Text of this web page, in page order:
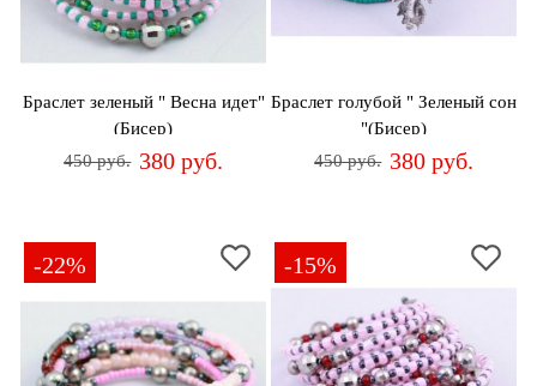
Браслет зеленый " Весна идет"
(Бисер)
450 руб. 380 руб.
Браслет голубой " Зеленый сон
"(Бисер)
450 руб. 380 руб.
-22% -15%